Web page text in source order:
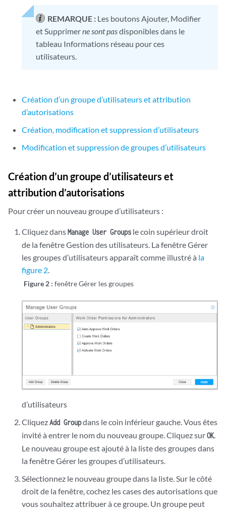
REMARQUE : Les boutons Ajouter, Modifier
et Supprimerne sont pasdisponibles dans le
tableau Informations réseau pour ces
utilisateurs.
Création d’un groupe d’utilisateurs et attribution
d’autorisations
Création, modification et suppression d’utilisateurs
Modification et suppression de groupes d’utilisateurs
Création d’un groupe d’utilisateurs et
attribution d’autorisations
Pour créer un nouveau groupe d’utilisateurs :
Cliquez dansManage User Groups le coin supérieur droit
de la fenêtre Gestion des utilisateurs. La fenêtre Gérer
les groupes d’utilisateurs apparaît comme illustré à la
figure 2.
Figure 2 :fenêtre Gérer les groupes
d’utilisateurs
CliquezAdd Groupdans le coin inférieur gauche. Vous êtes
invité à entrer le nom du nouveau groupe. Cliquez surOK.
Le nouveau groupe est ajouté à la liste des groupes dans
la fenêtre Gérer les groupes d’utilisateurs.
Sélectionnez le nouveau groupe dans la liste. Sur le côté
droit de la fenêtre, cochez les cases des autorisations que
vous souhaitez attribuer à ce groupe. Un groupe peut